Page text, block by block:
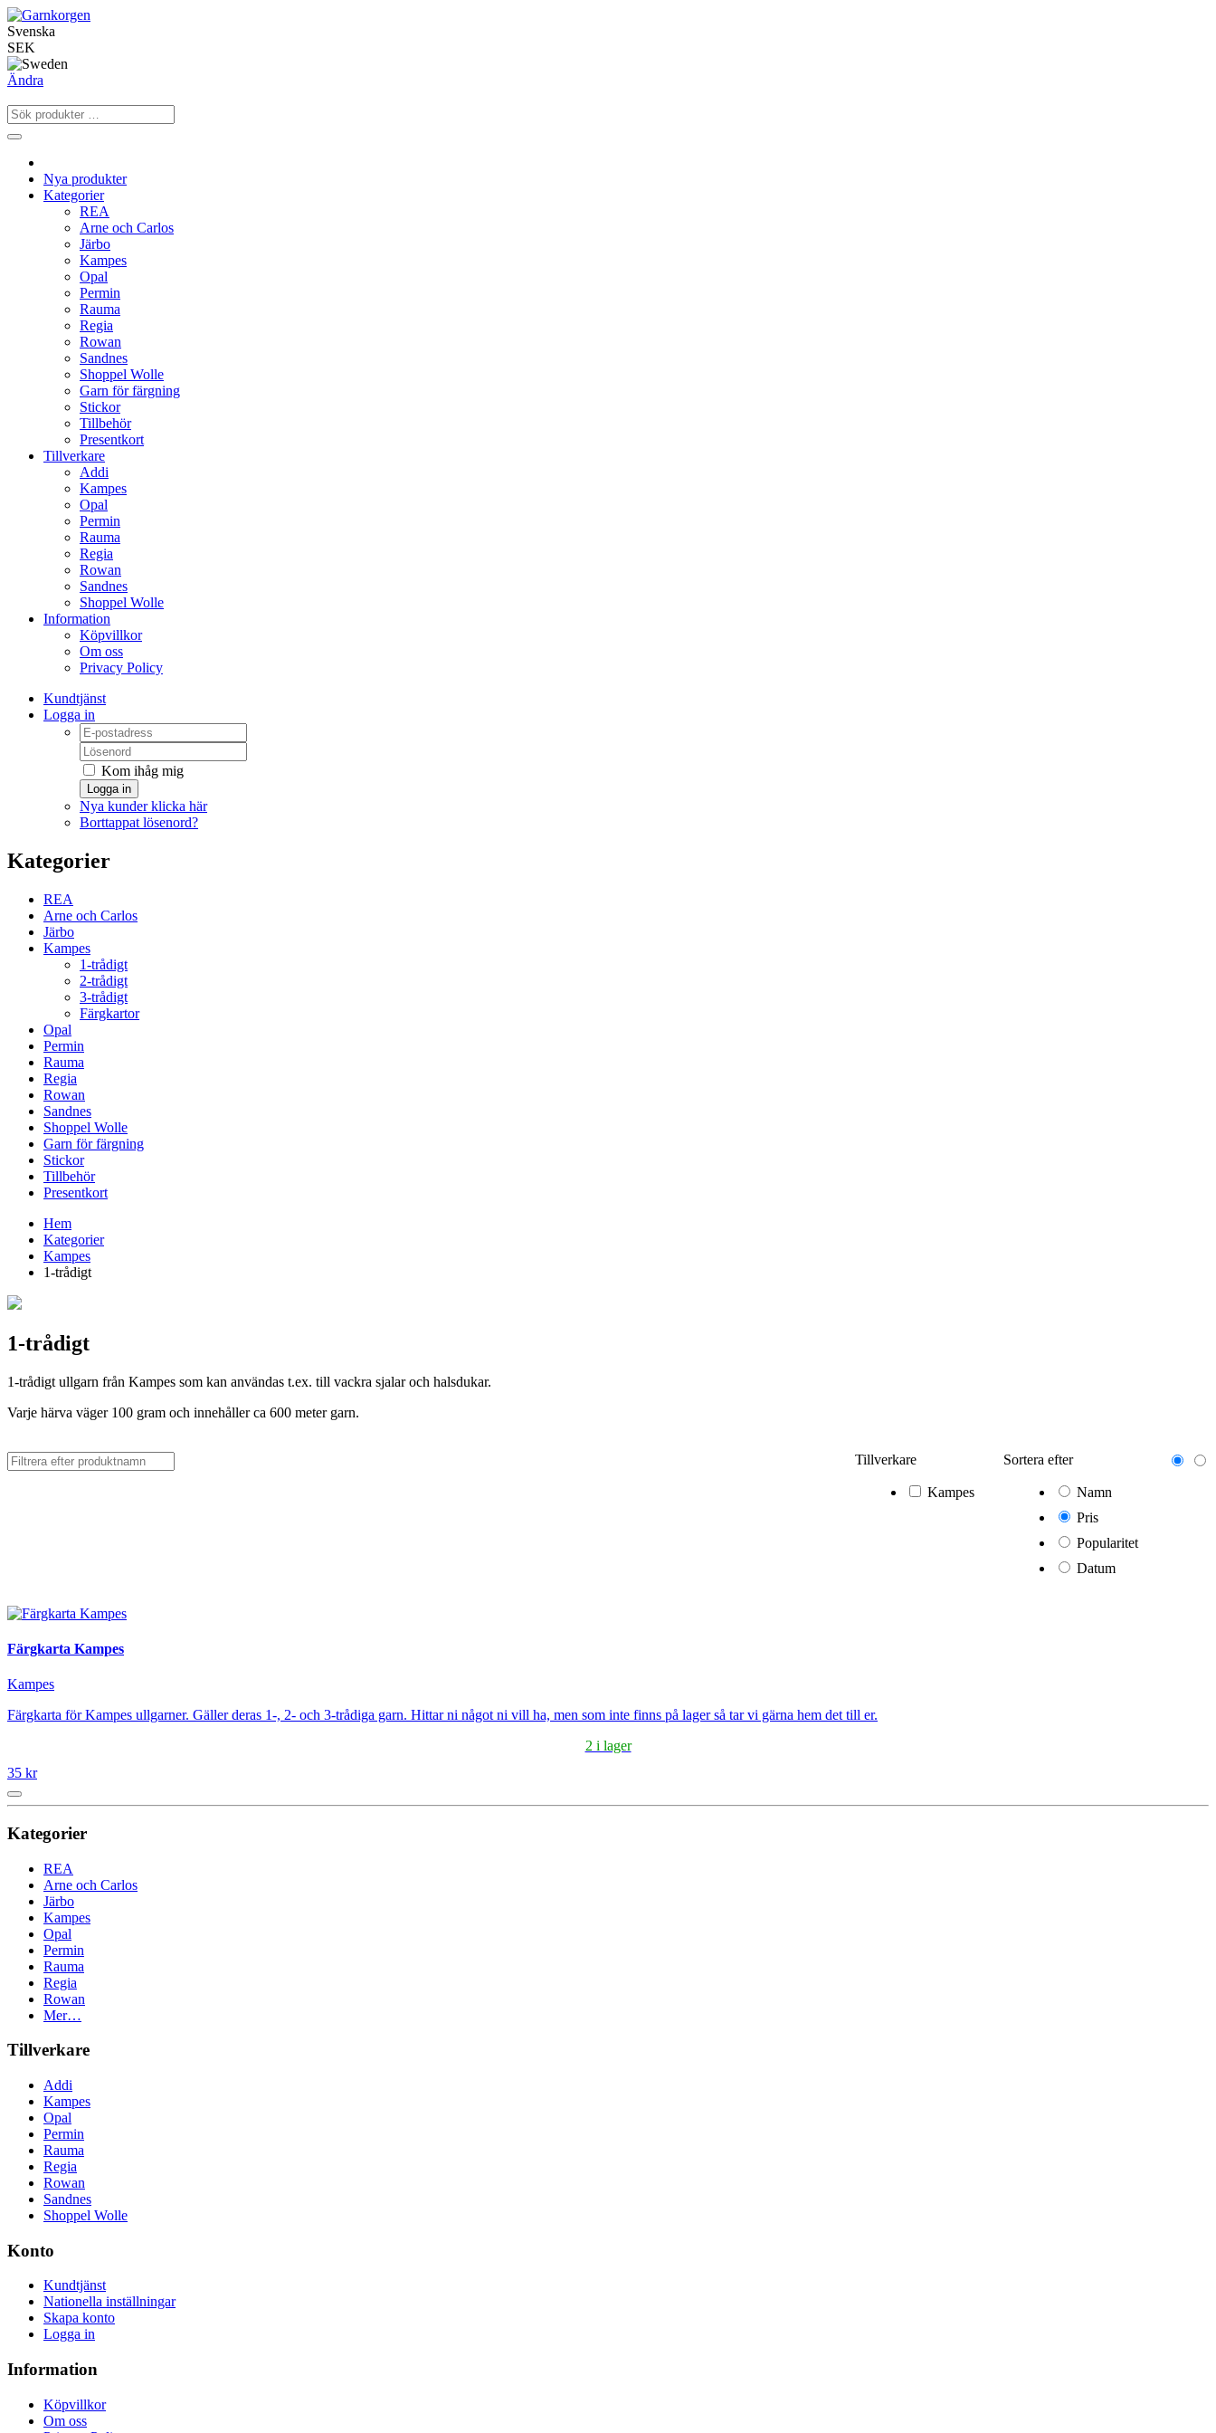
Svenska
SEK
Ändra
Nya produkter
Kategorier
REA
Arne och Carlos
Järbo
Kampes
Opal
Permin
Rauma
Regia
Rowan
Sandnes
Shoppel Wolle
Garn för färgning
Stickor
Tillbehör
Presentkort
Tillverkare
Addi
Kampes
Opal
Permin
Rauma
Regia
Rowan
Sandnes
Shoppel Wolle
Information
Köpvillkor
Om oss
Privacy Policy
Kundtjänst
Logga in
Kom ihåg mig
Logga in
Nya kunder klicka här
Borttappat lösenord?
Kategorier
REA
Arne och Carlos
Järbo
Kampes
1-trådigt
2-trådigt
3-trådigt
Färgkartor
Opal
Permin
Rauma
Regia
Rowan
Sandnes
Shoppel Wolle
Garn för färgning
Stickor
Tillbehör
Presentkort
Hem
Kategorier
Kampes
1-trådigt
1-trådigt
1-trådigt ullgarn från Kampes som kan användas t.ex. till vackra sjalar och halsdukar.
Varje härva väger 100 gram och innehåller ca 600 meter garn.
Tillverkare
Kampes
Sortera efter
Namn
Pris
Popularitet
Datum
Färgkarta Kampes
Kampes
Färgkarta för Kampes ullgarner. Gäller deras 1-, 2- och 3-trådiga garn. Hittar ni något ni vill ha, men som inte finns på lager så tar vi gärna hem det till er.
2 i lager
35 kr
Kategorier
REA
Arne och Carlos
Järbo
Kampes
Opal
Permin
Rauma
Regia
Rowan
Mer…
Tillverkare
Addi
Kampes
Opal
Permin
Rauma
Regia
Rowan
Sandnes
Shoppel Wolle
Konto
Kundtjänst
Nationella inställningar
Skapa konto
Logga in
Information
Köpvillkor
Om oss